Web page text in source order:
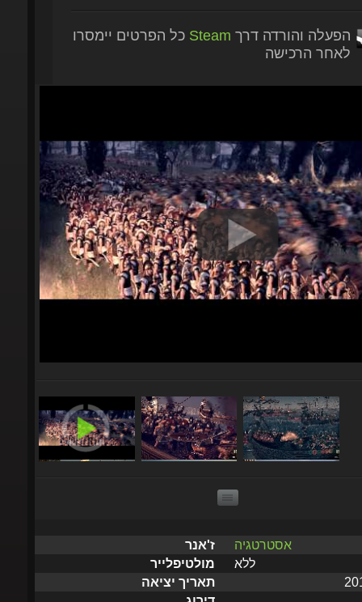
לאחר הרכישה
מולטיפלייר
ללא
תאריך יציאה
דירוג
מפיץ